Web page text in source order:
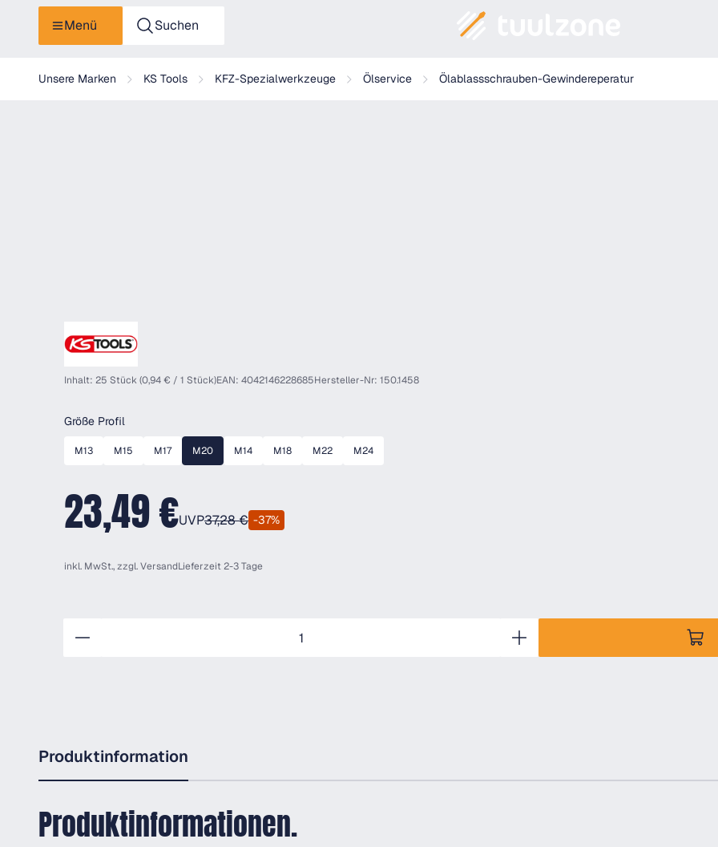
Menü Suchen
Unsere Marken KS Tools KFZ-Spezialwerkzeuge Ölservice Ölablassschrauben-Gewindereperatur
KS Tools Aluminium-Dichtungen für Ölablassschrauben, 25er-Pack
Inhalt: 25 Stück (0,94 € / 1 Stück)EAN: 4042146228685Hersteller-Nr: 150.1458
Größe Profil
M13 M15 M17 M20 M14 M18 M22 M24
23,49 €UVP37,28 € -37%
inkl. MwSt., zzgl.VersandLieferzeit 2-3 Tage
Produktinformation
Produktinformationen.